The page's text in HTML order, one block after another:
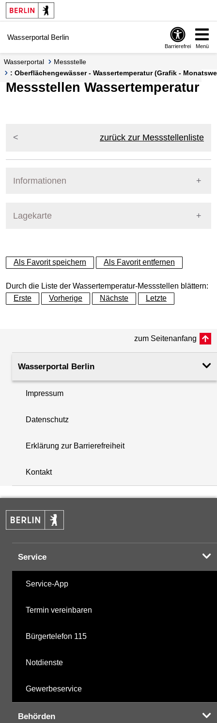
Springe zur Navigation
Springe zum Inhalt
Wasserportal Berlin
Barrierefrei Menü
Wasserportal
Messstelle
: Oberflächengewässer - Wassertemperatur (Grafik -
Messstellen Wassertemperatur
zurück zur Messstellenliste
Informationen
Lagekarte
+
−
+
−
Als Favorit speichern Als Favorit entfernen
Durch die Liste der Wassertemperatur-Messstellen blättern:
Erste
Vorherige Nächste Letzte
zum Seitenanfang
Wasserportal Berlin
Impressum
Datenschutz
Erklärung zur Barrierefreiheit
Kontakt
Service
Service-App
Termin vereinbaren
Bürgertelefon 115
Notdienste
Gewerbeservice
Behörden